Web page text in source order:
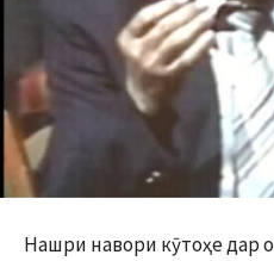
Нашри навори кӯтоҳе дар